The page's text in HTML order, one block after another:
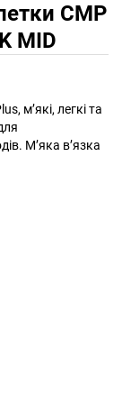
CMP
MID
м’які, легкі та
М’яка в’язка